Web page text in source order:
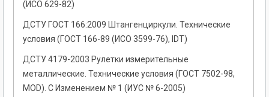
(ИСО 629-82)
ДСТУ ГОСТ 166:2009 Штангенциркули. Технические
условия (ГОСТ 166-89 (ИСО 3599-76), IDT)
ДСТУ 4179-2003 Рулетки измерительные
металлические. Технические условия (ГОСТ 7502-98,
MOD). С Изменением № 1 (ИУС № 6-2005)